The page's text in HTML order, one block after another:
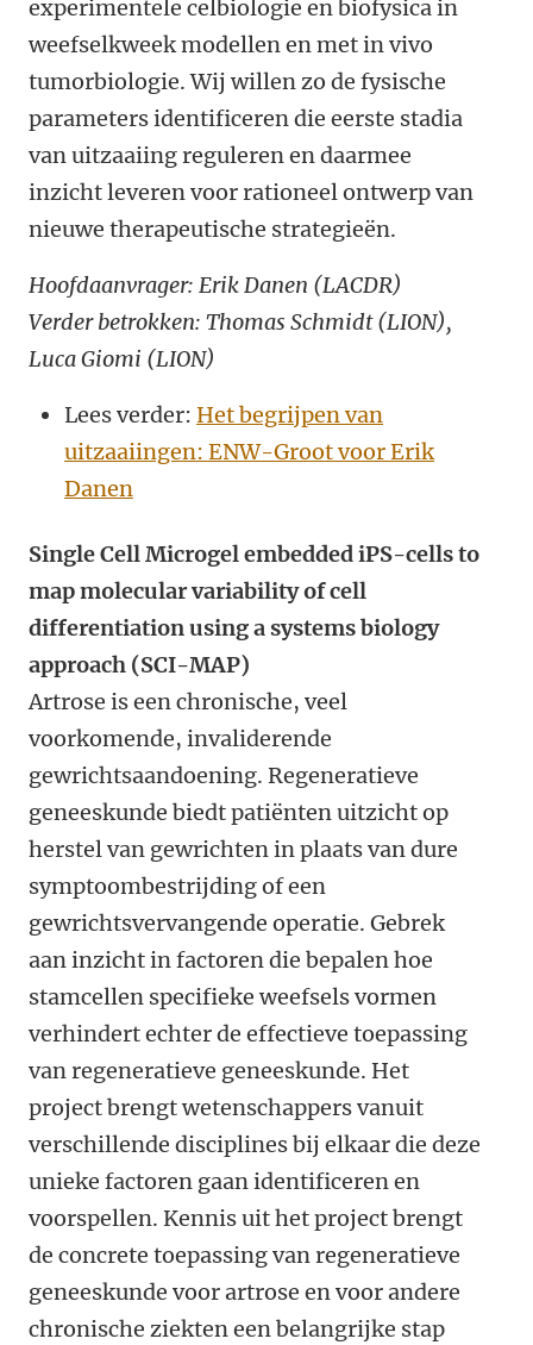
experimentele celbiologie en biofysica in
weefselkweek modellen en met in vivo
tumorbiologie. Wij willen zo de fysische
parameters identificeren die eerste stadia
van uitzaaiing reguleren en daarmee
inzicht leveren voor rationeel ontwerp van
nieuwe therapeutische strategieën.
Hoofdaanvrager: Erik Danen (LACDR)
Verder betrokken: Thomas Schmidt (LION),
Luca Giomi (LION)
Lees verder: Het begrijpen van
uitzaaiingen: ENW-Groot voor Erik
Danen
Single Cell Microgel embedded iPS-cells to
map molecular variability of cell
differentiation using a systems biology
approach (SCI-MAP)
Artrose is een chronische, veel
voorkomende, invaliderende
gewrichtsaandoening. Regeneratieve
geneeskunde biedt patiënten uitzicht op
herstel van gewrichten in plaats van dure
symptoombestrijding of een
gewrichtsvervangende operatie. Gebrek
aan inzicht in factoren die bepalen hoe
stamcellen specifieke weefsels vormen
verhindert echter de effectieve toepassing
van regeneratieve geneeskunde. Het
project brengt wetenschappers vanuit
verschillende disciplines bij elkaar die deze
unieke factoren gaan identificeren en
voorspellen. Kennis uit het project brengt
de concrete toepassing van regeneratieve
geneeskunde voor artrose en voor andere
chronische ziekten een belangrijke stap